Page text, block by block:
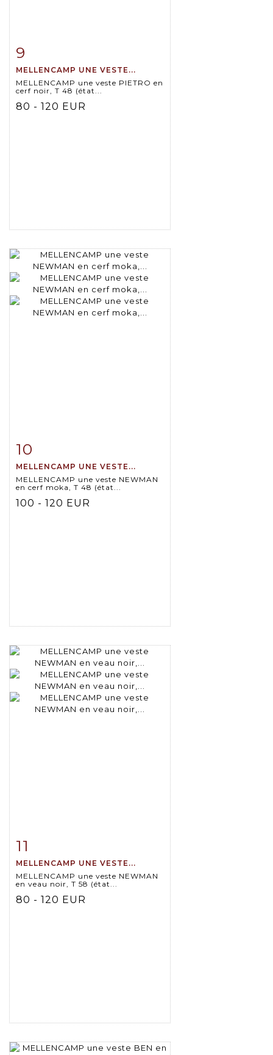
9
MELLENCAMP UNE VESTE...
MELLENCAMP une veste PIETRO en
cerf noir, T 48 (état...
80 - 120 EUR
Item detail
10
MELLENCAMP UNE VESTE...
MELLENCAMP une veste NEWMAN
en cerf moka, T 48 (état...
100 - 120 EUR
11
MELLENCAMP UNE VESTE...
MELLENCAMP une veste NEWMAN
en veau noir, T 58 (état...
80 - 120 EUR